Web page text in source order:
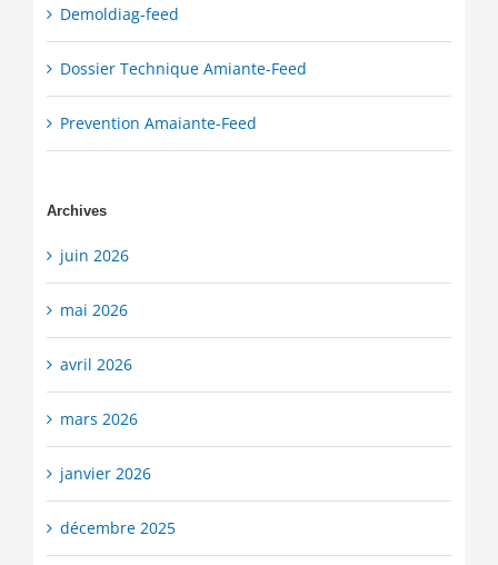
Demoldiag-feed
Dossier Technique Amiante-Feed
Prevention Amaiante-Feed
Archives
juin 2026
mai 2026
avril 2026
mars 2026
janvier 2026
décembre 2025